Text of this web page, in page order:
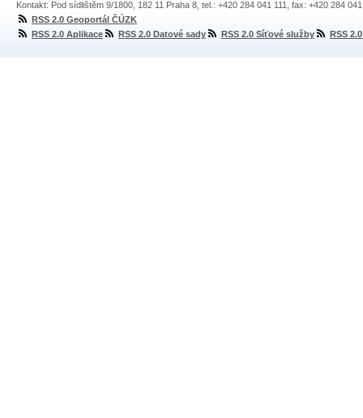
Kontakt: Pod sídlištěm 9/1800, 182 11 Praha 8, tel.: +420 284 041 111, fax: +420 284
RSS 2.0 Geoportál ČÚZK
RSS 2.0 Aplikace
RSS 2.0 Datové sady RSS 2.0 Síťové služby RSS